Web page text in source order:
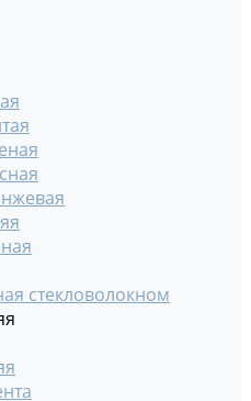
стекловолокном